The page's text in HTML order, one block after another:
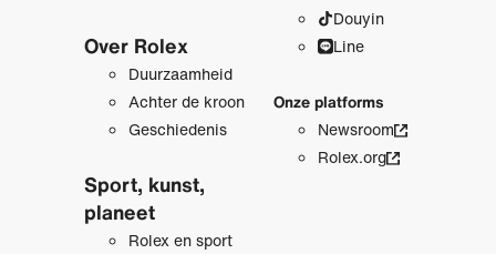
Over Rolex
Duurzaamheid
Achter de kroon
Geschiedenis
Sport, kunst,
planeet
Rolex en sport
Douyin
Line
Onze platforms
Newsroom
Rolex.org